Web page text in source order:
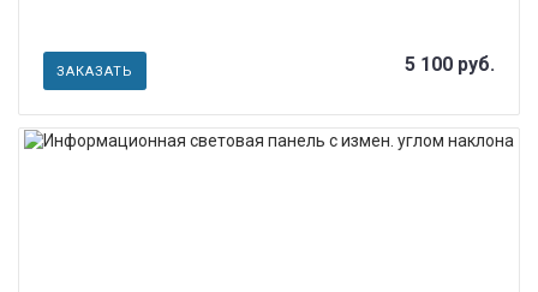
ЗАКАЗАТЬ 5 100 руб.